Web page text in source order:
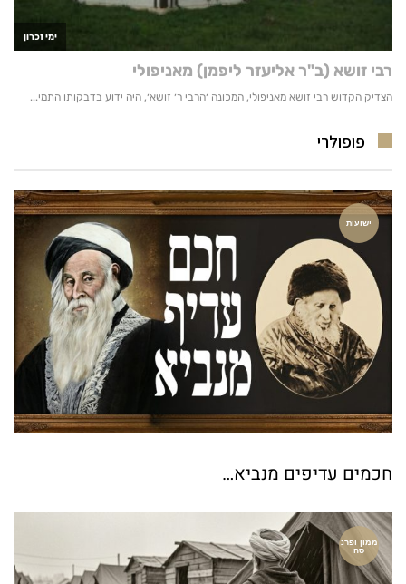
פופולרי
ישועות
חכמים עדיפים מנביא…
ממון ופרנ
סה